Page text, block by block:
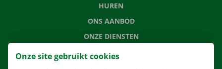
HUREN
ONS AANBOD
ONZE DIENSTEN
LOCATIES
Onze site gebruikt cookies